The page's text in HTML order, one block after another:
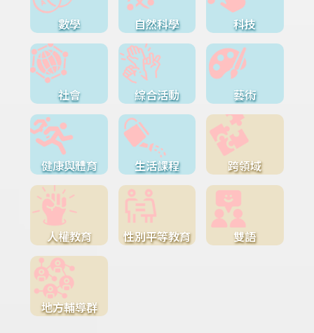
數學 自然科學 科技
社會 綜合活動 藝術
健康與體育 生活課程 跨領域
人權教育 性別平等教育 雙語
地方輔導群